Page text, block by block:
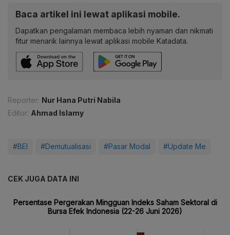
Baca artikel ini lewat aplikasi mobile.
Dapatkan pengalaman membaca lebih nyaman dan nikmati
fitur menarik lainnya lewat aplikasi mobile Katadata.
Reporter: Nur Hana Putri Nabila
Editor: Ahmad Islamy
#BEI #Demutualisasi #Pasar Modal #Update Me
CEK JUGA DATA INI